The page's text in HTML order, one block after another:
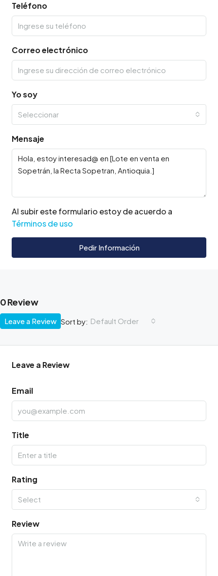
Teléfono
Correo electrónico
Yo soy
Seleccionar
Mensaje
Al subir este formulario estoy de acuerdo a
Términos de uso
Pedir Información
0 Review
Sort by: Default Order
Leave a Review
Leave a Review
Email
Title
Rating
Select
Review